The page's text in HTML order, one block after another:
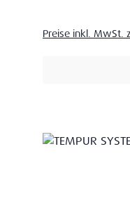
Preise inkl. MwSt.